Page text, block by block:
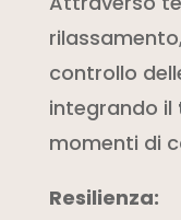
controllo
integrando il
momenti di
Resilienza: